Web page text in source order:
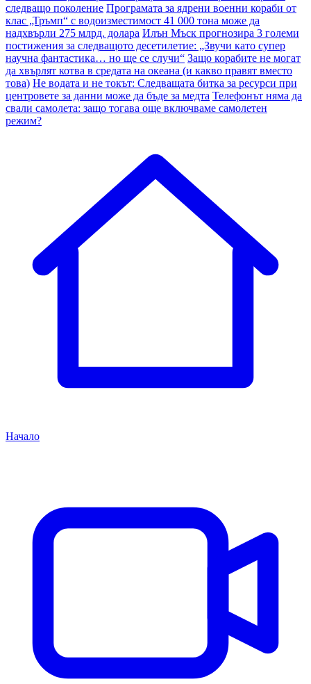
следващо поколение Програмата за ядрени военни кораби от
клас „Тръмп“ с водоизместимост 41 000 тона може да
надхвърли 275 млрд. долара Илън Мъск прогнозира 3 големи
постижения за следващото десетилетие: „Звучи като супер
научна фантастика… но ще се случи“ Защо корабите не могат
да хвърлят котва в средата на океана (и какво правят вместо
това) Не водата и не токът: Следващата битка за ресурси при
центровете за данни може да бъде за медта Телефонът няма да
свали самолета: защо тогава още включваме самолетен
режим?
Начало